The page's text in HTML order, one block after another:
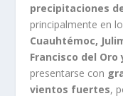
precipitaciones
principalmente en
Cuauhtémoc,
Francisco del Oro
presentarse con
vientos fuertes,